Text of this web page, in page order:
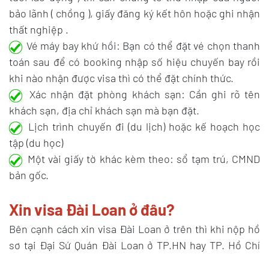
bảo lãnh ( chồng ), giấy đăng ký kết hôn hoặc ghi nhận
thất nghiệp .
Vé máy bay khứ hồi: Bạn có thể đặt vé chọn thanh
toán sau để có booking nhập số hiệu chuyến bay rồi
khi nào nhận được visa thì có thể đặt chính thức.
Xác nhận đặt phòng khách sạn: Cần ghi rõ tên
khách sạn, địa chỉ khách sạn mà bạn đặt.
Lịch trình chuyến đi (du lịch) hoặc kế hoạch học
tập (du học)
Một vài giấy tờ khác kèm theo: sổ tạm trú, CMND
bản gốc.
Xin visa Đài Loan ở đâu?
Bên cạnh cách xin visa Đài Loan ở trên thì khi nộp hồ
sơ tại Đại Sứ Quán Đài Loan ở TP.HN hay TP. Hồ Chí